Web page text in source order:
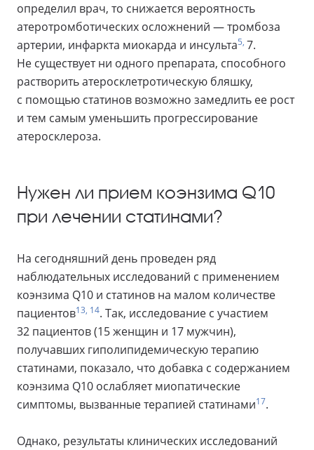
определил врач, то снижается вероятность
атеротромботических осложнений — тромбоза
артерии, инфаркта миокарда и инсульта5, 7.
Не существует ни одного препарата, способного
растворить атеросклетротическую бляшку,
с помощью статинов возможно замедлить ее рост
и тем самым уменьшить прогрессирование
атеросклероза.
Нужен ли прием коэнзима Q10
при лечении статинами?
На сегодняшний день проведен ряд
наблюдательных исследований с применением
коэнзима Q10 и статинов на малом количестве
пациентов13, 14. Так, исследование с участием
32 пациентов (15 женщин и 17 мужчин),
получавших гиполипидемическую терапию
статинами, показало, что добавка с содержанием
коэнзима Q10 ослабляет миопатические
симптомы, вызванные терапией статинами17.
Однако, результаты клинических исследований